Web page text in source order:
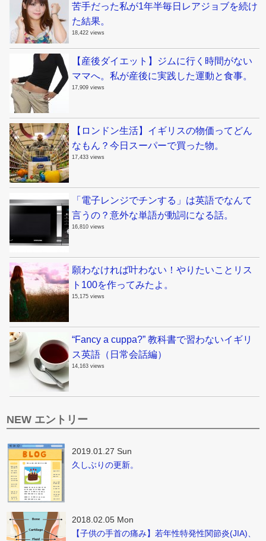
苦手だった私が1年半毎日レアジョブを続け
た結果。
18,422 views
【産後ダイエット】ジムに行く時間がない
ママへ。私が産後に実践した運動と食事。
17,909 views
【ロンドン生活】イギリスの物価ってどん
なもん？今日スーパーで買った物。
17,433 views
「電子レンジでチンする」は英語でなんて
言うの？意外な単語が動詞になる話。
16,810 views
願わなければ叶わない！やりたいことリス
ト100を作ってみたよ。
15,175 views
“Fancy a cuppa?” 教科書で習わないイギリ
ス英語（日常会話編）
14,163 views
NEW エントリー
2019.01.27 Sun
久しぶりの更新。
2018.02.05 Mon
【子供の手首の痛み】若年性特発性関節炎(JIA)、